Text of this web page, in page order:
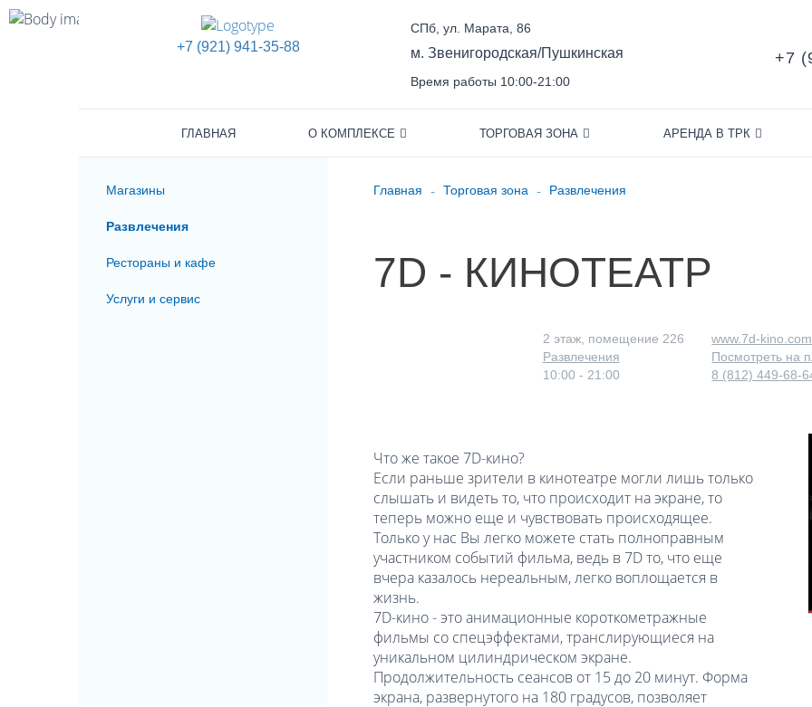
+7 (921) 941-35-88
СПб, ул. Марата, 86
м. Звенигородская/Пушкинская
Время работы 10:00-21:00
+7
ГЛАВНАЯ О КОМПЛЕКСЕ ТОРГОВАЯ ЗОНА АРЕНДА В ТРК
Магазины
Развлечения
Рестораны и кафе
Услуги и сервис
Главная - Торговая зона - Развлечения
7D - КИНОТЕАТР
2 этаж, помещение 226
Развлечения
10:00 - 21:00
www.7d-kino.com
Посмотреть на
8 (812) 449-68-
Что же такое 7D-кино?
Если раньше зрители в кинотеатре могли лишь только
слышать и видеть то, что происходит на экране, то
теперь можно еще и чувствовать происходящее.
Только у нас Вы легко можете стать полноправным
участником событий фильма, ведь в 7D то, что еще
вчера казалось нереальным, легко воплощается в
жизнь.
7D-кино - это анимационные короткометражные
фильмы со спецэффектами, транслирующиеся на
уникальном цилиндрическом экране.
Продолжительность сеансов от 15 до 20 минут. Форма
экрана, развернутого на 180 градусов, позволяет